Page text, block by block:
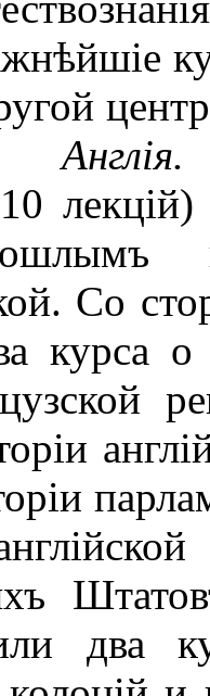
Англія.
Со
курса
два